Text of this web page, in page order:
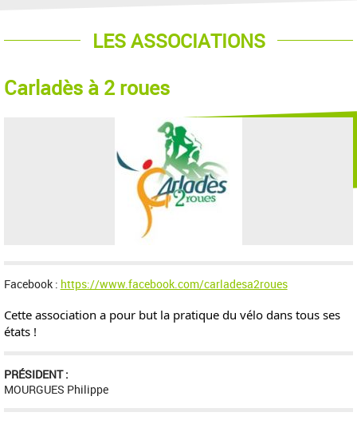
LES ASSOCIATIONS
Carladès à 2 roues
Facebook : https://www.facebook.com/carladesa2roues
Cette association a pour but la pratique du vélo dans tous ses
états !
PRÉSIDENT :
MOURGUES Philippe